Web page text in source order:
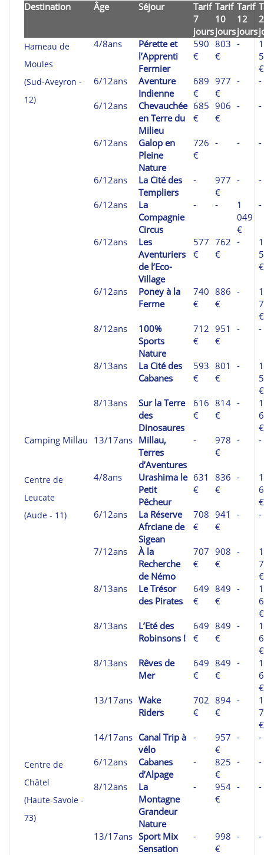
Destination
Âge Séjour
Tarif
7
jours
Tarif
10
jours
Tarif
12
jours
Hameau de
Moules
(Sud-Aveyron -
12)
4/8ans
Pérette et
l’Apprenti
Fermier
590
€
803
€
-
1
€
6/12ans
Aventure
Indienne
689
€
977
€
- -
6/12ans
Chevauchée
en Terre du
Milieu
685
€
906
€
- -
6/12ans
Galop en
Pleine
Nature
726
€
- - -
6/12ans
La Cité des
Templiers
-
977
€
- -
6/12ans
La
Compagnie
Circus
- -
1
049
€
-
6/12ans
Les
Aventuriers
de l’Eco-
Village
577
€
762
€
-
1
€
6/12ans
Poney à la
Ferme
740
€
886
€
-
1
€
8/12ans
100%
Sports
Nature
712
€
951
€
- -
8/13ans
La Cité des
Cabanes
593
€
801
€
-
1
€
8/13ans
Sur la Terre
des
Dinosaures
616
€
814
€
-
1
€
Camping Millau 13/17ans Millau,
Terres
d’Aventures
-
978
€
- -
Centre de
Leucate
(Aude - 11)
4/8ans
Urashima le
Petit
Pêcheur
631
€
836
€
-
1
€
6/12ans
La Réserve
Afrciane de
Sigean
708
€
941
€
- -
7/12ans
À la
Recherche
de Némo
707
€
908
€
-
1
€
8/13ans
Le Trésor
des Pirates
649
€
849
€
-
1
€
8/13ans
L’Eté des
Robinsons !
649
€
849
€
-
1
€
8/13ans
Rêves de
Mer
649
€
849
€
-
1
€
13/17ans Wake
Riders
702
€
894
€
-
1
€
14/17ans Canal Trip à
vélo
-
957
€
- -
Centre de
Châtel
(Haute-Savoie -
73)
6/12ans
Cabanes
d’Alpage
-
825
€
- -
8/12ans
La
Montagne
Grandeur
Nature
-
954
€
- -
13/17ans Sport Mix
Sensation
-
998
€
- -